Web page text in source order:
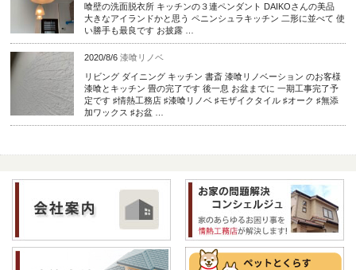
喰壁の洗面脱衣所 キッチンの３連ペンダント DAIKOさんの美品
大きなアイランドかと思う ペニンシュラキッチン 二形に並べて 使
い勝手も最良です お披露 …
2020/8/6 漆喰リノベ
リビング ダイニング キッチン 書斎 漆喰リノベーション のお客様
漆喰とキッチン 畳の完了です 後一息 お盆までに 一期工事完了予
定です ♯情熱工務店 ♯漆喰リノベ ♯モザイクタイル ♯オーク ♯無添
加ワックス ♯お盆 …